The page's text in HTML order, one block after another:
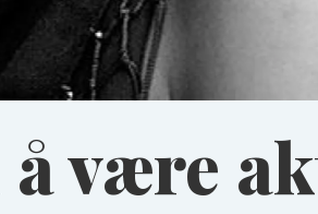
å være